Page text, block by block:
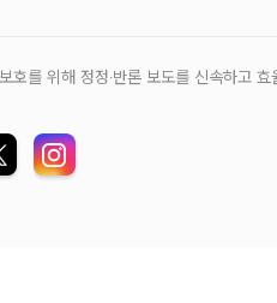
호를 위해 정정‧반론 보도를 신속하고